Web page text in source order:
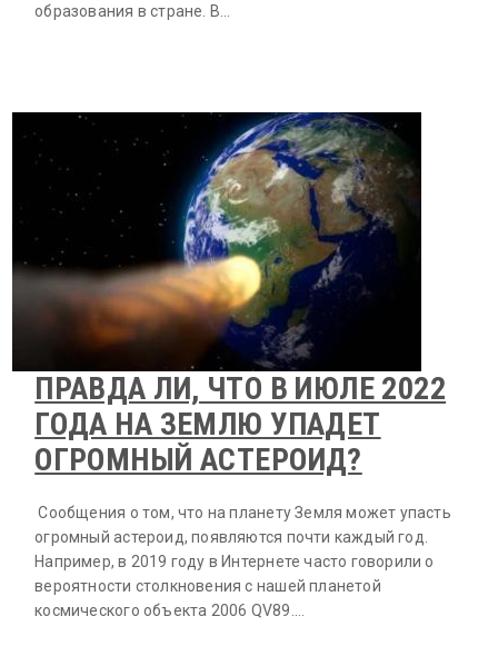
образования в стране. В…
ПРАВДА ЛИ, ЧТО В ИЮЛЕ 2022
ГОДА НА ЗЕМЛЮ УПАДЕТ
ОГРОМНЫЙ АСТЕРОИД?
Сообщения о том, что на планету Земля может упасть
огромный астероид, появляются почти каждый год.
Например, в 2019 году в Интернете часто говорили о
вероятности столкновения с нашей планетой
космического объекта 2006 QV89.…